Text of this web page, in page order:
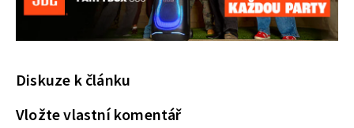
Diskuze k článku
Vložte vlastní komentář